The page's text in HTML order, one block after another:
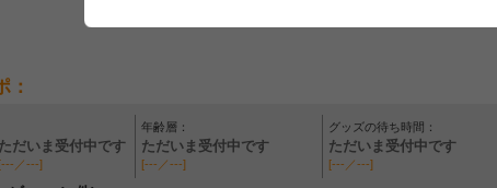
：
ただいま受付中です
[---／---]
年齢層：
ただいま受付中です
[---／---]
グッズの待ち時間：
ただいま受付中です
[---／---]